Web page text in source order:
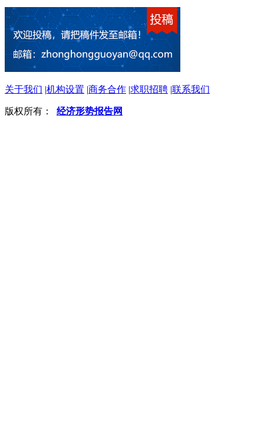
关于我们 |机构设置 |商务合作 |求职招聘 |联系我们
版权所有： 经济形势报告网